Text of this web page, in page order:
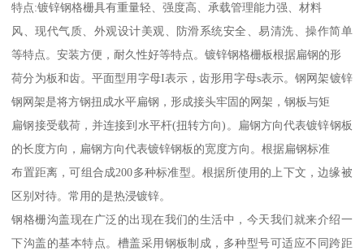
特点:镀锌钢格栅具有重量轻、强度高、承载管理能力强、材料
风、现代气质、外观设计美观、防滑系统安全、易清洗、操作简单
等特点。安装方便，耐久性好等特点。镀锌钢格栅板根据扁钢的形
荷分为板和齿。平面型用字母I表示，齿形用字母s表示。钢网架镀锌
钢网架是将方钢扭成水平扁钢，形成接头牢固的网架，钢板与矩
扁钢接受载荷，并连接到水平杆(扭转方向)。扁钢方向代表镀锌钢板
的长度方向，扁钢方向代表镀锌钢板的宽度方向。根据扁钢标准
布置距离，可组合成200多种标准型。根据所使用的上下文，边缘被
区别对待。常用的是热浸镀锌。
钢格栅沟盖现在广泛的出现在我们的生活中，今天我们就来介绍一
下沟盖的基本特点。槽盖采用钢板制成，多种型号可适应不同跨距